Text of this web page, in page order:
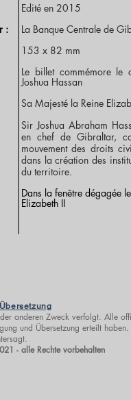
Edité en 2015
:
La Banque Centrale de
153 x 82 mm
Le billet commémore le
Joshua Hassan
Sa Majesté la Reine
Sir Joshua Abraham
en chef de Gibraltar,
mouvement des droits
dans la création des
du territoire.
Dans la fenêtre dégagée
Elizabeth II
anderen Zweck verfolgt. Alle
und Übersetzung erteilt
- alle Rechte vorbehalten